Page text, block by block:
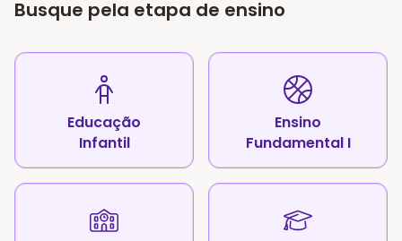
Busque pela etapa de ensino
Educação
Infantil
Ensino
Fundamental I